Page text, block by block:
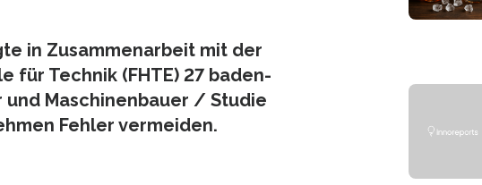
in Zusammenarbeit mit der
für Technik (FHTE) 27 baden-
Maschinenbauer / Studie
Fehler vermeiden.